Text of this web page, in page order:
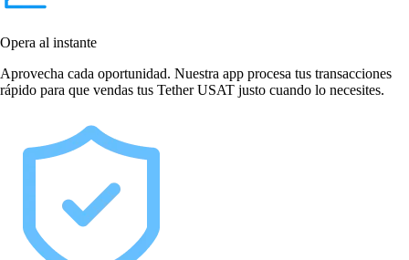
Opera al instante
Aprovecha cada oportunidad. Nuestra app procesa tus transacciones
rápido para que vendas tus Tether USAT justo cuando lo necesites.